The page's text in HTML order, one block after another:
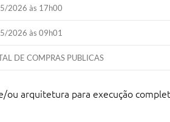
2026 às 17h00
2026 às 09h01
DE COMPRAS PUBLICAS
arquitetura para execução